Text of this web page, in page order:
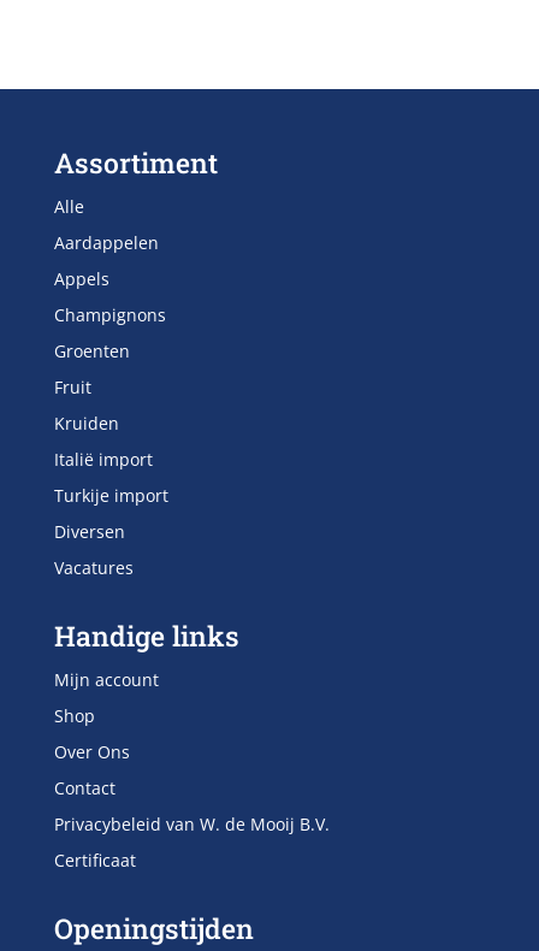
Assortiment
Alle
Aardappelen
Appels
Champignons
Groenten
Fruit
Kruiden
Italië import
Turkije import
Diversen
Vacatures
Handige links
Mijn account
Shop
Over Ons
Contact
Privacybeleid van W. de Mooij B.V.
Certificaat
Openingstijden